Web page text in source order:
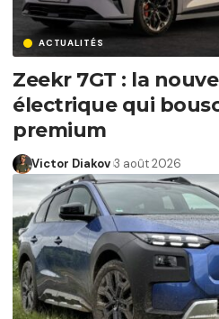
ACTUALITÉS
Zeekr 7GT : la
électrique qui
premium
Victor Diakov 3 août 2026